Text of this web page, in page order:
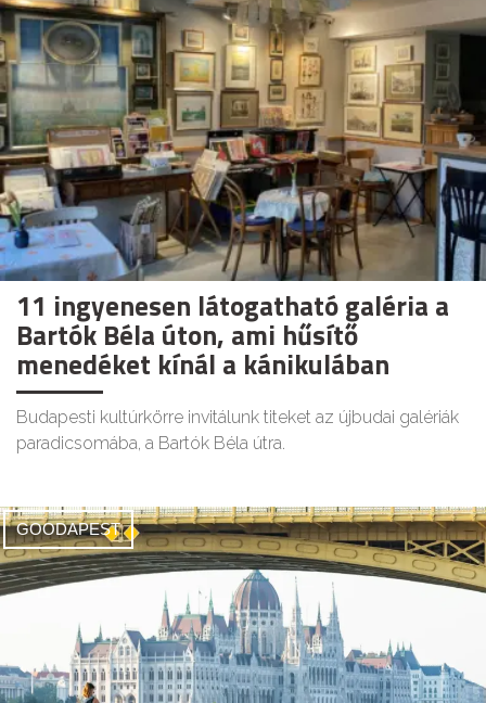
11 ingyenesen látogatható galéria a
Bartók Béla úton, ami hűsítő
menedéket kínál a kánikulában
Budapesti kultúrkörre invitálunk titeket az újbudai galériák
paradicsomába, a Bartók Béla útra.
GOODAPEST